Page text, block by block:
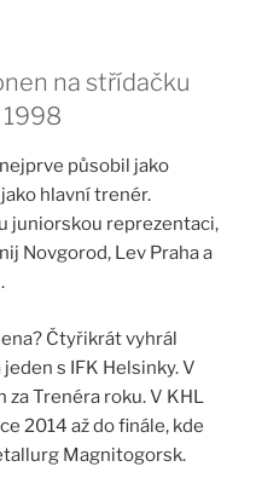
na střídačku
působil jako
hlavní trenér.
juniorskou reprezentaci,
Novgorod, Lev Praha a
Čtyřikrát vyhrál
s IFK Helsinky. V
Trenéra roku. V KHL
2014 až do finále, kde
Magnitogorsk.